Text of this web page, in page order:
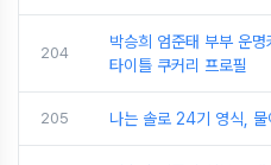
204
박승희 엄준태 부부 운
타이틀 쿠커리 프로필
205 나는 솔로 24기 영식, 물